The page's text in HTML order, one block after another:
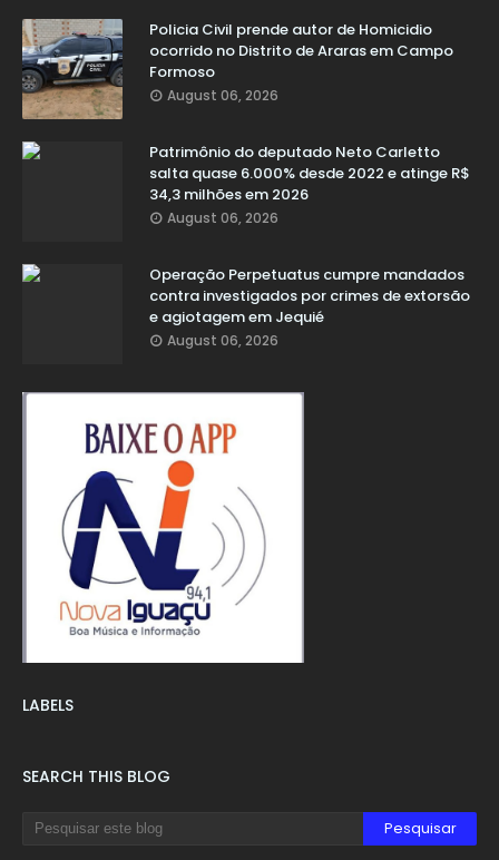
Policia Civil prende autor de Homicidio
ocorrido no Distrito de Araras em Campo
Formoso
August 06, 2026
Patrimônio do deputado Neto Carletto
salta quase 6.000% desde 2022 e atinge R$
34,3 milhões em 2026
August 06, 2026
Operação Perpetuatus cumpre mandados
contra investigados por crimes de extorsão
e agiotagem em Jequié
August 06, 2026
LABELS
SEARCH THIS BLOG